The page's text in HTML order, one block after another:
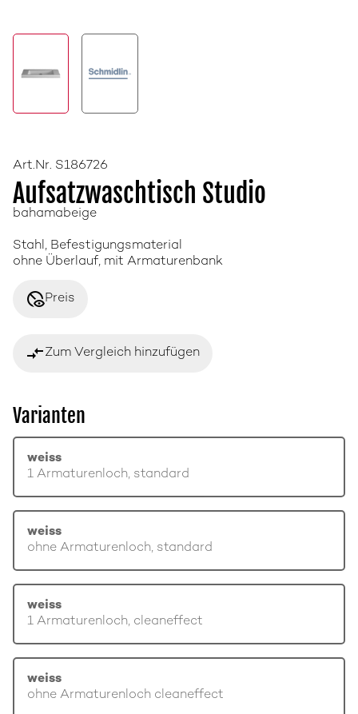
Art.Nr. S186726
Aufsatzwaschtisch Studio
bahamabeige
Stahl, Befestigungsmaterial
ohne Überlauf, mit Armaturenbank
disabled_visiblePreis
compare_arrowsZum Vergleich hinzufügen
Varianten
weiss
1 Armaturenloch, standard
weiss
ohne Armaturenloch, standard
weiss
1 Armaturenloch, cleaneffect
weiss
ohne Armaturenloch cleaneffect